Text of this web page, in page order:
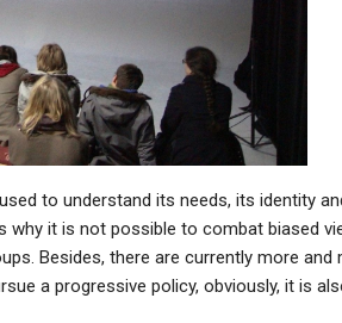
to understand its needs, its identity
why it is not possible to combat biased
Besides, there are currently more and
a progressive policy, obviously, it is